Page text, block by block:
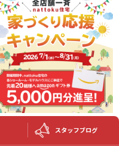
Co., Ltd.
スタッフブログ